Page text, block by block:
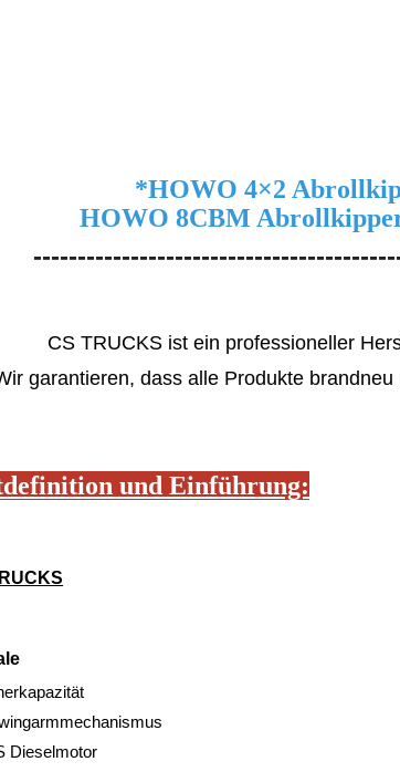
*HOWO 4×2
HOWO 8CBM
CS TRUCKS ist ein professioneller
garantieren, dass alle Produkte
und Einführung:
Dieselmotor